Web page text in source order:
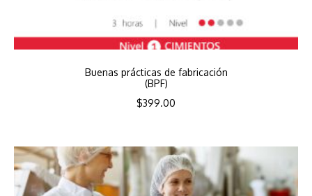
Buenas prácticas de fabricación
(BPF)
$399.00